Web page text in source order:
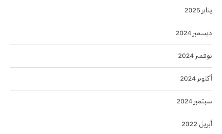
يناير 2025
ديسمبر 2024
نوفمبر 2024
أكتوبر 2024
سبتمبر 2024
أبريل 2022